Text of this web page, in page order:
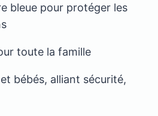
bleue pour protéger les
toute la famille
bébés, alliant sécurité,